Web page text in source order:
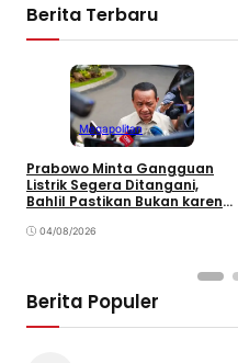
Berita Terbaru
Megapolitan
Prabowo Minta Gangguan
Listrik Segera Ditangani,
Bahlil Pastikan Bukan karena
04/08/2026
Berita Populer